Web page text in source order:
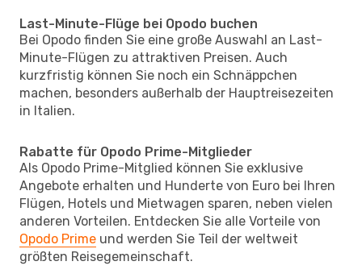
Last-Minute-Flüge bei Opodo buchen
Bei Opodo finden Sie eine große Auswahl an Last-
Minute-Flügen zu attraktiven Preisen. Auch
kurzfristig können Sie noch ein Schnäppchen
machen, besonders außerhalb der Hauptreisezeiten
in Italien.
Rabatte für Opodo Prime-Mitglieder
Als Opodo Prime-Mitglied können Sie exklusive
Angebote erhalten und Hunderte von Euro bei Ihren
Flügen, Hotels und Mietwagen sparen, neben vielen
anderen Vorteilen. Entdecken Sie alle Vorteile von
Opodo Prime und werden Sie Teil der weltweit
größten Reisegemeinschaft.